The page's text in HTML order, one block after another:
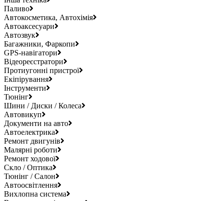
Паливо
Автокосметика, Автохімія
Автоаксесуари
Автозвук
Багажники, Фаркопи
GPS-навігатори
Відеореєстратори
Протиугонні пристрої
Екіпірування
Інструменти
Тюнінг
Шини / Диски / Колеса
Автовикуп
Документи на авто
Автоелектрика
Ремонт двигунів
Малярні роботи
Ремонт ходової
Скло / Оптика
Тюнінг / Салон
Автоосвітлення
Вихлопна система